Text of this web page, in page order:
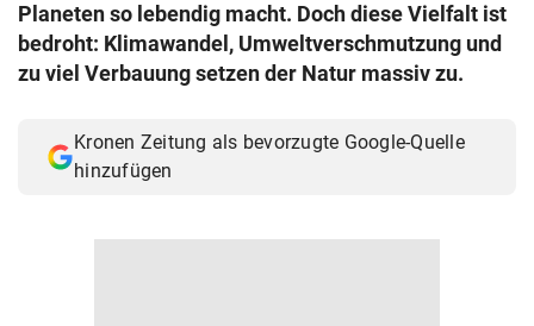
Planeten so lebendig macht. Doch diese Vielfalt ist
bedroht: Klimawandel, Umweltverschmutzung und
zu viel Verbauung setzen der Natur massiv zu.
Kronen Zeitung als bevorzugte Google-Quelle
hinzufügen